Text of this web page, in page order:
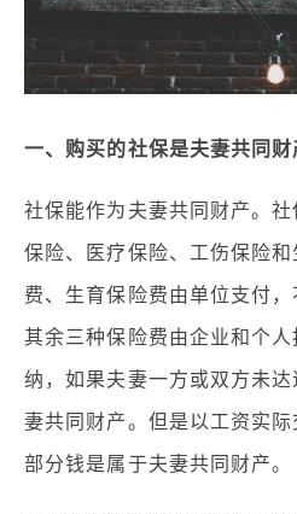
一、购买的社保是夫妻共同财
社保能作为夫妻共同财产。
保险、医疗保险、工伤保险
费、生育保险费由单位支付，
其余三种保险费由企业和个
纳，如果夫妻一方或双方未
妻共同财产。但是以工资实
部分钱是属于夫妻共同财产。